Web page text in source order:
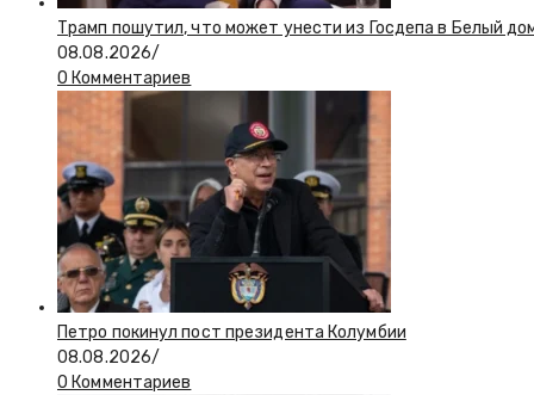
Трамп пошутил, что может унести из Госдепа в Белый
08.08.2026/
0 Комментариев
Петро покинул пост президента Колумбии
08.08.2026/
0 Комментариев